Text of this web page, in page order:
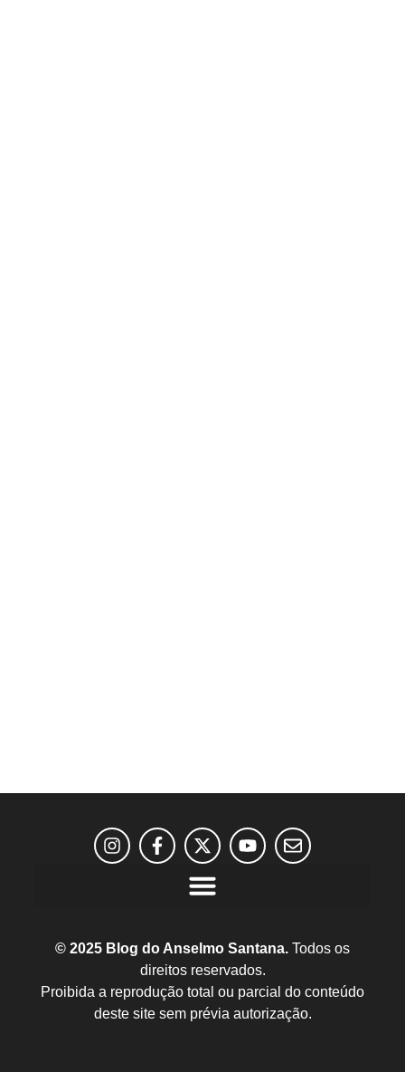
© 2025 Blog do Anselmo Santana. Todos os
direitos reservados.
Proibida a reprodução total ou parcial do conteúdo
deste site sem prévia autorização.